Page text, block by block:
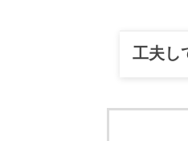
グルメ